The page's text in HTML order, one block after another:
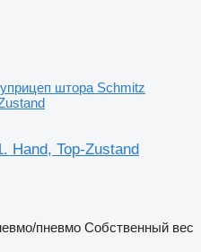
штора Schmitz
Hand, Top-Zustand
пневмо Собственный вес